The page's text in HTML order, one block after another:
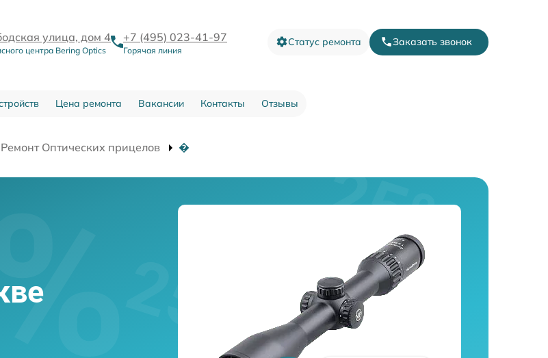
улица, дом 4
центра Bering Optics
+7 (495) 023-41-97
Горячая линия
Статус ремонта Заказать звонок
Цена ремонта Вакансии Контакты Отзывы
Ремонт Оптических прицелов �